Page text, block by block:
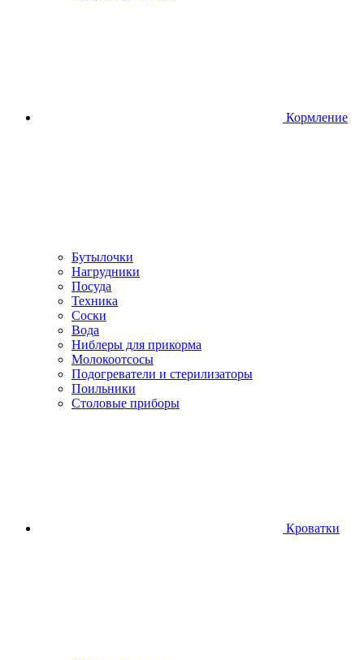
Кормление
Бутылочки
Нагрудники
Посуда
Техника
Соски
Вода
Ниблеры для прикорма
Молокоотсосы
Подогреватели и стерилизаторы
Поильники
Столовые приборы
Кроватки